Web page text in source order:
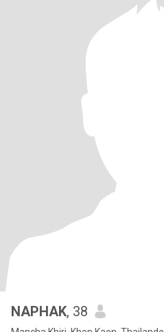
NAPHAK, 38